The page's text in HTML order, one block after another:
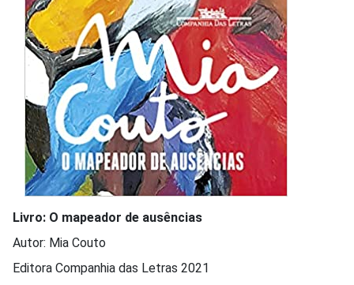
Livro: O mapeador de ausências
Autor: Mia Couto
Editora Companhia das Letras 2021